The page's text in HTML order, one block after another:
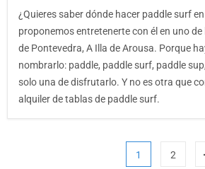
¿Quieres saber dónde hacer paddle surf
proponemos entretenerte con él en uno
de Pontevedra, A Illa de Arousa. Porque
nombrarlo: paddle, paddle surf, paddle
solo una de disfrutarlo. Y no es otra que
alquiler de tablas de paddle surf.
1 2